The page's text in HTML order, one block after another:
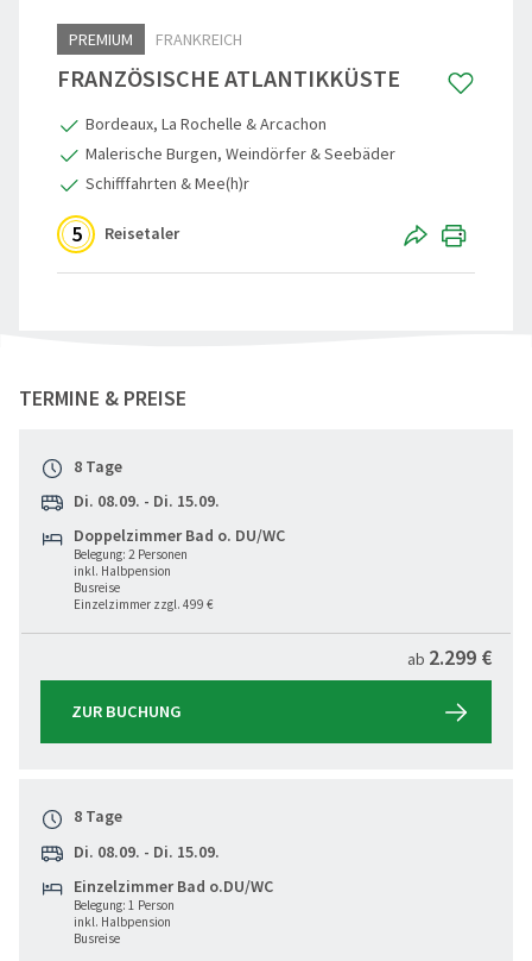
60plus
Clubreisen
Reisegutschein
Gruppenermäßigung
Reiseinfos, Qualität & Sicherheit
Reiseschutz-Versicherung
Häufige Fragen (FAQ)
Standorte
Nachhaltigkeit
PREMIUM FRANKREICH
FRANZÖSISCHE ATLANTIKKÜSTE
Bordeaux, La Rochelle & Arcachon
Malerische Burgen, Weindörfer & Seebäder
Schifffahrten & Mee(h)r
5 Reisetaler
teilen
TERMINE & PREISE
8 Tage
Di. 08.09. - Di. 15.09.
Doppelzimmer Bad o. DU/WC
Belegung: 2 Personen
inkl. Halbpension
Busreise
Einzelzimmer zzgl. 499 €
ab 2.299 €
ZUR BUCHUNG
8 Tage
Di. 08.09. - Di. 15.09.
Einzelzimmer Bad o.DU/WC
Belegung: 1 Person
inkl. Halbpension
Busreise